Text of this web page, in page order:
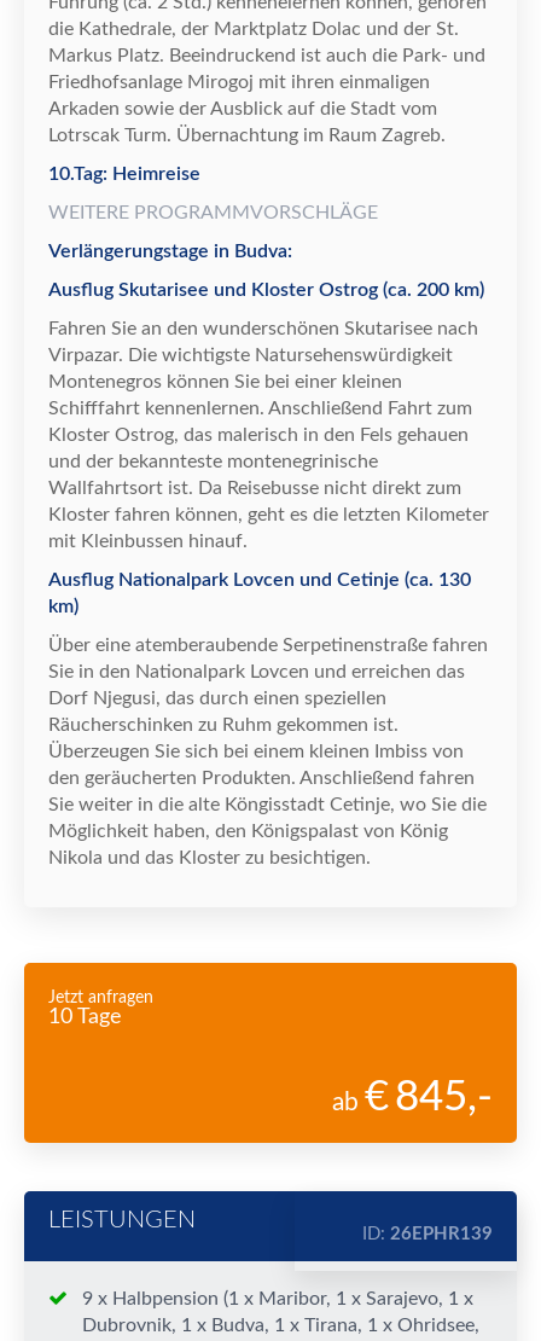
die Kathedrale, der Marktplatz Dolac und der St.
Markus Platz. Beeindruckend ist auch die Park- und
Friedhofsanlage Mirogoj mit ihren einmaligen
Arkaden sowie der Ausblick auf die Stadt vom
Lotrscak Turm. Übernachtung im Raum Zagreb.
10.Tag: Heimreise
WEITERE PROGRAMMVORSCHLÄGE
Verlängerungstage in Budva:
Ausflug Skutarisee und Kloster Ostrog (ca. 200 km)
Fahren Sie an den wunderschönen Skutarisee nach
Virpazar. Die wichtigste Natursehenswürdigkeit
Montenegros können Sie bei einer kleinen
Schifffahrt kennenlernen. Anschließend Fahrt zum
Kloster Ostrog, das malerisch in den Fels gehauen
und der bekannteste montenegrinische
Wallfahrtsort ist. Da Reisebusse nicht direkt zum
Kloster fahren können, geht es die letzten Kilometer
mit Kleinbussen hinauf.
Ausflug Nationalpark Lovcen und Cetinje (ca. 130
km)
Über eine atemberaubende Serpetinenstraße fahren
Sie in den Nationalpark Lovcen und erreichen das
Dorf Njegusi, das durch einen speziellen
Räucherschinken zu Ruhm gekommen ist.
Überzeugen Sie sich bei einem kleinen Imbiss von
den geräucherten Produkten. Anschließend fahren
Sie weiter in die alte Köngisstadt Cetinje, wo Sie die
Möglichkeit haben, den Königspalast von König
Nikola und das Kloster zu besichtigen.
Jetzt anfragen
10 Tage
ab 845,-
LEISTUNGEN
9 x Halbpension (1 x Maribor, 1 x Sarajevo, 1 x
Dubrovnik, 1 x Budva, 1 x Tirana, 1 x Ohridsee,
ID: 26EPHR139